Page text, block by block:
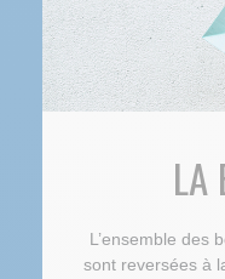
LA
L’ensemble des
sont reversées à